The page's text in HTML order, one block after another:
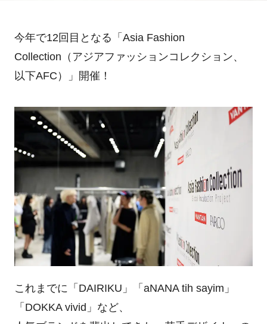
今年で12回目となる「Asia Fashion
Collection（アジアファッションコレクション、
以下AFC）」開催！
これまでに「DAIRIKU」「aNANA tih sayim」
「DOKKA vivid」など、